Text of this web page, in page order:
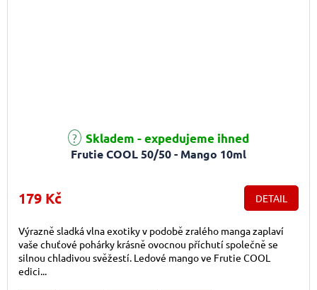
Frutie COOL 50/50 - Mango 10ml
Průměrné hodnocení produktu je 5,0 z 5 hvězdiček.
Skladem - expedujeme ihned
179 Kč DETAIL
Výrazně sladká vlna exotiky v podobě zralého manga zaplaví
vaše chuťové pohárky krásně ovocnou příchutí společně se
silnou chladivou svěžestí. Ledové mango ve Frutie COOL
edici...